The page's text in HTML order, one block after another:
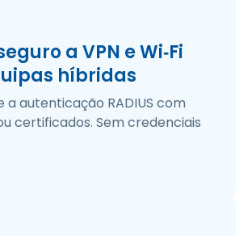
a VPN e Wi‑Fi
híbridas
autenticação RADIUS com
certificados. Sem credenciais